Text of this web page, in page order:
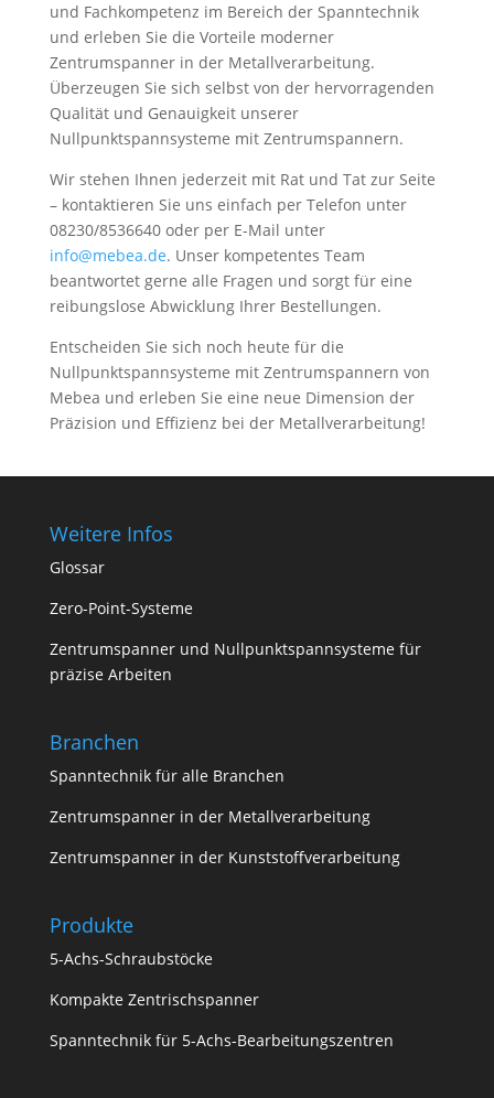
und Fachkompetenz im Bereich der Spanntechnik
und erleben Sie die Vorteile moderner
Zentrumspanner in der Metallverarbeitung.
Überzeugen Sie sich selbst von der hervorragenden
Qualität und Genauigkeit unserer
Nullpunktspannsysteme mit Zentrumspannern.
Wir stehen Ihnen jederzeit mit Rat und Tat zur Seite
– kontaktieren Sie uns einfach per Telefon unter
08230/8536640 oder per E-Mail unter
info@mebea.de. Unser kompetentes Team
beantwortet gerne alle Fragen und sorgt für eine
reibungslose Abwicklung Ihrer Bestellungen.
Entscheiden Sie sich noch heute für die
Nullpunktspannsysteme mit Zentrumspannern von
Mebea und erleben Sie eine neue Dimension der
Präzision und Effizienz bei der Metallverarbeitung!
Weitere Infos
Glossar
Zero-Point-Systeme
Zentrumspanner und Nullpunktspannsysteme für
präzise Arbeiten
Branchen
Spanntechnik für alle Branchen
Zentrumspanner in der Metallverarbeitung
Zentrumspanner in der Kunststoffverarbeitung
Produkte
5-Achs-Schraubstöcke
Kompakte Zentrischspanner
Spanntechnik für 5-Achs-Bearbeitungszentren